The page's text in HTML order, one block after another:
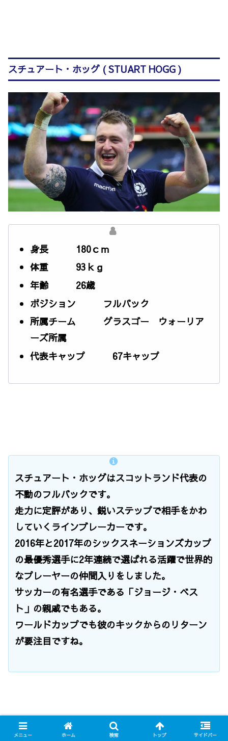
スチュアート・ホッグ ( STUART HOGG )
身長 180ｃｍ
体重 93ｋｇ
年齢 26歳
ポジション フルバック
所属チーム グラスゴー ウォーリア
ーズ所属
代表キャップ 67キャップ
スチュアート・ホッグはスコットランド代表の
不動のフルバックです。
走力に定評があり、鋭いステップで相手をかわ
していくラインブレーカーです。
2016年と2017年のシックスネーションズカップ
の最優秀選手に2年連続で選ばれる活躍で世界的
なプレーヤーの仲間入りをしました。
サッカーの有名選手である「ジョージ・ベス
ト」の親戚でもある。
ワールドカップでも彼のキックからのリターン
が要注目ですね。
メニュー ホーム 検索 トップ サイドバー